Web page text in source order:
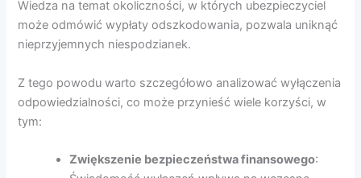
Wiedza na temat okoliczności, w których ubezpieczyciel
może odmówić wypłaty odszkodowania, pozwala uniknąć
nieprzyjemnych niespodzianek.
Z tego powodu warto szczegółowo analizować wyłączenia
odpowiedzialności, co może przynieść wiele korzyści, w
tym:
Zwiększenie bezpieczeństwa finansowego: